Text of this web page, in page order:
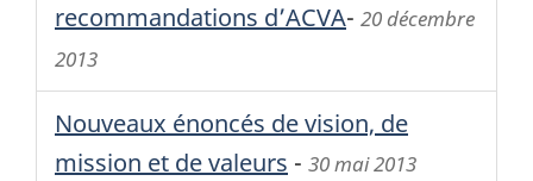
recommandations d’ACVA- 20 décembre
2013
Nouveaux énoncés de vision, de
mission et de valeurs - 30 mai 2013